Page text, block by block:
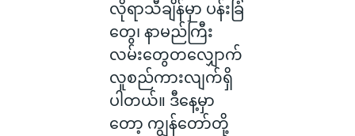
လိုရာသီချိန်မှာ ပန်းခြံ
တွေ၊ နာမည်ကြီး
လမ်းတွေတလျှောက်
လူစည်ကားလျက်ရှိ
ပါတယ်။ ဒီနေ့မှာ
တော့ ကျွန်တော်တို့